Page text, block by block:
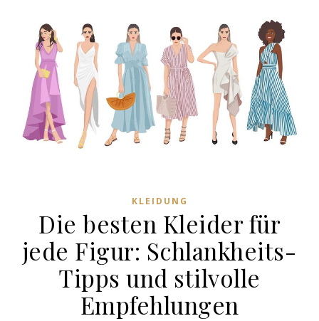
KLEIDUNG
Die besten Kleider für
jede Figur: Schlankheits-
Tipps und stilvolle
Empfehlungen